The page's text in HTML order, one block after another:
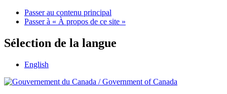
Passer au contenu principal
Passer à « À propos de ce site »
Sélection de la langue
English
/Government of Canada